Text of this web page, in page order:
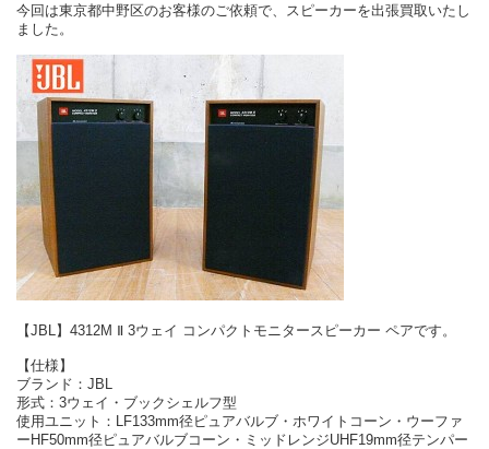
今回は東京都中野区のお客様のご依頼で、スピーカーを出張買取いたし
ました。
【JBL】4312M Ⅱ 3ウェイ コンパクトモニタースピーカー ペアです。
【仕様】
ブランド：JBL
形式：3ウェイ・ブックシェルフ型
使用ユニット：LF133mm径ピュアバルブ・ホワイトコーン・ウーファ
ーHF50mm径ピュアバルブコーン・ミッドレンジUHF19mm径テンパー